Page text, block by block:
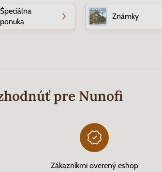
Špeciálna
ponuka
Známky
pre Nunofi
Zákazníkmi overený eshop